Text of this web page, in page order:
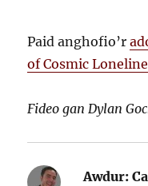
Paid anghofio’r
of Cosmic
Fideo gan Dylan
Awdur: